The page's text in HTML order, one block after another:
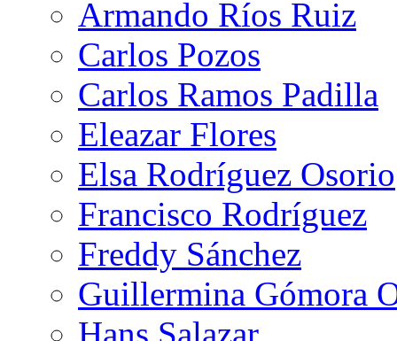
Armando Ríos Ruiz
Carlos Pozos
Carlos Ramos Padilla
Eleazar Flores
Elsa Rodríguez Osorio
Francisco Rodríguez
Freddy Sánchez
Guillermina Gómora
Hans Salazar